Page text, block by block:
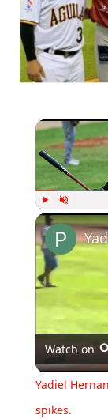
Play Unmute
Watch on
Yadiel
spikes.